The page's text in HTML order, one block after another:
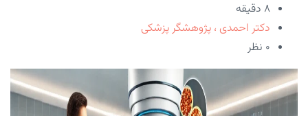
8 دقیقه
دکتر احمدی ، پژوهشگر پزشکی
۰ نظر